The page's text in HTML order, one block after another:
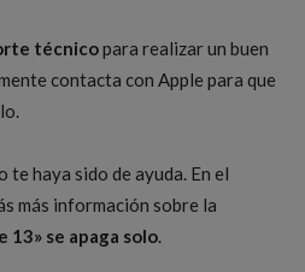
técnicopara realizar un buen
contacta con Apple para que
te haya sido de ayuda. En el
más información sobre la
13» se apaga solo